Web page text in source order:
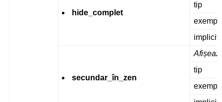
hide_complet
tip
implicit
secundar_în_zen
tip